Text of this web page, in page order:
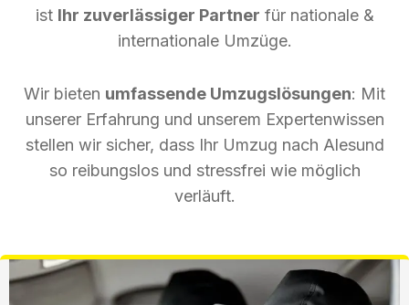
ist Ihr zuverlässiger Partner für nationale &
internationale Umzüge.
Wir bieten umfassende Umzugslösungen: Mit
unserer Erfahrung und unserem Expertenwissen
stellen wir sicher, dass Ihr Umzug nach Alesund
so reibungslos und stressfrei wie möglich
verläuft.